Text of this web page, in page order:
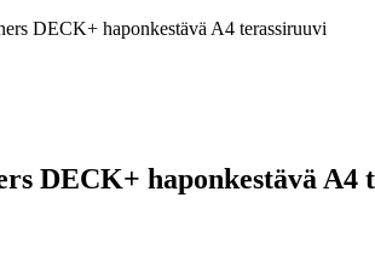
DECK+ haponkestävä A4